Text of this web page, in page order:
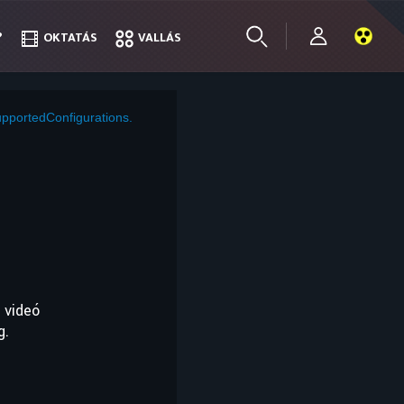
OKTATÁS VALLÁS
OKTATÁS VALLÁS